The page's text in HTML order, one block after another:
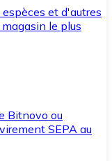
et d'autres
le plus
Bitnovo ou
SEPA au